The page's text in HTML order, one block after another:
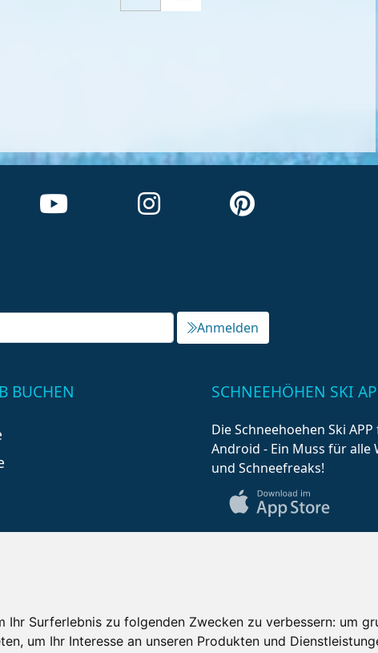
Ihr Surferlebnis zu folgenden Zwecken zu verbessern: um
, um Ihr Interesse an unseren Produkten und
Anmelden
BUCHEN SCHNEEHÖHEN SKI
Die Schneehoehen Ski
Android - Ein Muss für
und Schneefreaks!
Kontakt Partner Portale FAQ Newsletter